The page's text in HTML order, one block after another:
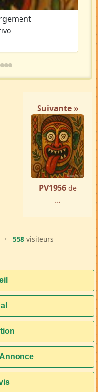
Suivante »
PV1956 de
...
• 558 visiteurs